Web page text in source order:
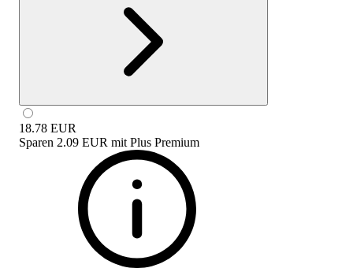
18.78 EUR
Sparen 2.09 EUR mit Plus Premium